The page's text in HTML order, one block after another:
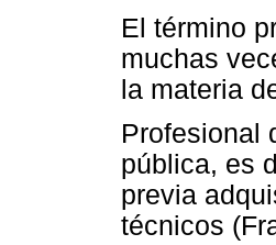
El término
muchas
la materia
Profesional
pública, es
previa
técnicos